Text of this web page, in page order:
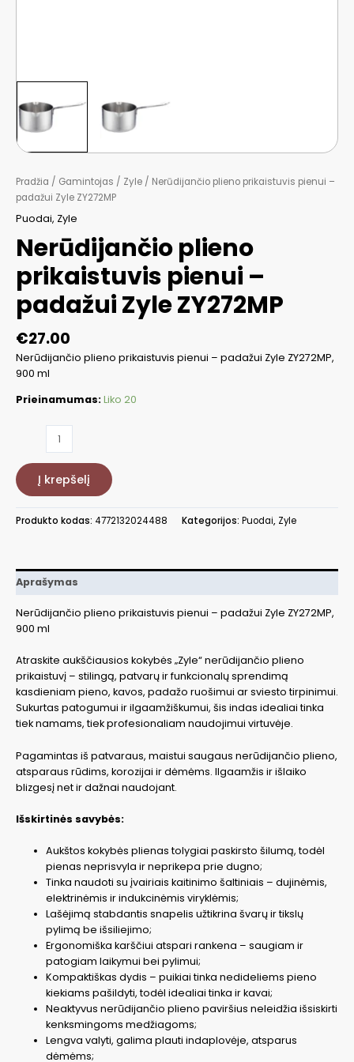
Pradžia / Gamintojas / Zyle / Nerūdijančio plieno prikaistuvis pienui –
padažui Zyle ZY272MP
Puodai, Zyle
Nerūdijančio plieno
prikaistuvis pienui –
padažui Zyle ZY272MP
€27.00
Nerūdijančio plieno prikaistuvis pienui – padažui Zyle ZY272MP,
900 ml
Prieinamumas:Liko 20
Nerūdijančio
plieno
prikaistuvis
-
ZY272MP
Į krepšelį
Produkto kodas: 4772132024488 Kategorijos: Puodai, Zyle
Aprašymas
Nerūdijančio plieno prikaistuvis pienui – padažui Zyle ZY272MP,
900 ml
Atraskite aukščiausios kokybės „Zyle“ nerūdijančio plieno
prikaistuvį – stilingą, patvarų ir funkcionalų sprendimą
kasdieniam pieno, kavos, padažo ruošimui ar sviesto tirpinimui.
Sukurtas patogumui ir ilgaamžiškumui, šis indas idealiai tinka
tiek namams, tiek profesionaliam naudojimui virtuvėje.
Pagamintas iš patvaraus, maistui saugaus nerūdijančio plieno,
atsparaus rūdims, korozijai ir dėmėms. Ilgaamžis ir išlaiko
blizgesį net ir dažnai naudojant.
Išskirtinės savybės:
Aukštos kokybės plienas tolygiai paskirsto šilumą, todėl
pienas neprisvyla ir neprikepa prie dugno;
Tinka naudoti su įvairiais kaitinimo šaltiniais – dujinėmis,
elektrinėmis ir indukcinėmis viryklėmis;
Lašėjimą stabdantis snapelis užtikrina švarų ir tikslų
pylimą be išsiliejimo;
Ergonomiška karščiui atspari rankena – saugiam ir
patogiam laikymui bei pylimui;
Kompaktiškas dydis – puikiai tinka nedideliems pieno
kiekiams pašildyti, todėl idealiai tinka ir kavai;
Neaktyvus nerūdijančio plieno paviršius neleidžia išsiskirti
kenksmingoms medžiagoms;
Lengva valyti, galima plauti indaplovėje, atsparus
dėmėms;